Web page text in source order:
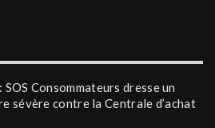
SOS Consommateurs dresse un
sévère contre la Centrale d’achat